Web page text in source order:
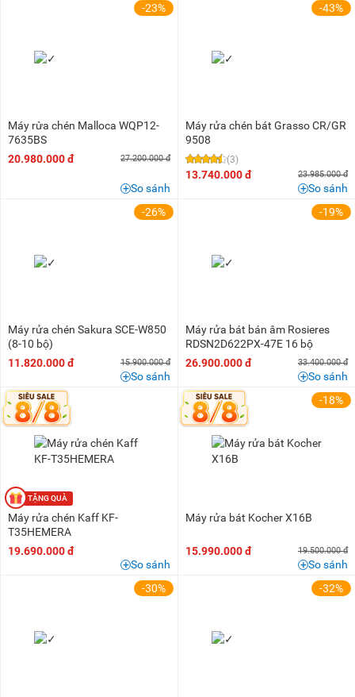
-23%
Máy rửa chén Malloca WQP12-
7635BS
20.980.000 đ
27.200.000 đ
So sánh
-43%
Máy rửa chén bát Grasso CR/GR
9508
(3)
13.740.000 đ 23.985.000 đ
So sánh
-26%
Máy rửa chén Sakura SCE-W850
(8-10 bộ)
11.820.000 đ
15.900.000 đ
So sánh
-19%
Máy rửa bát bán âm Rosieres
RDSN2D622PX-47E 16 bộ
26.900.000 đ
33.400.000 đ
So sánh
Máy rửa chén Kaff KF-
T35HEMERA
19.690.000 đ
So sánh
-18%
Máy rửa bát Kocher X16B
15.990.000 đ 19.500.000 đ
So sánh
-30%
-32%